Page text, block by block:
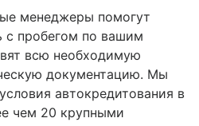
менеджеры помогут
с пробегом по вашим
всю необходимую
документацию. Мы
автокредитования в
чем 20 крупными